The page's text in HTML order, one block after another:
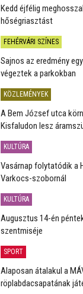
Kedd éjfélig
hőségriasztást
FEHÉRVÁRI SZÍNES
Sajnos az eredmény
végeztek a parkokban
KÖZLEMÉNYEK
A Bem József utca
Kisfaludon lesz
KULTÚRA
Vasárnap folytatódik a
Varkocs-szobornál
KULTÚRA
Augusztus 14-én
szentmiséje
SPORT
Alaposan átalakul a
röplabdacsapatának